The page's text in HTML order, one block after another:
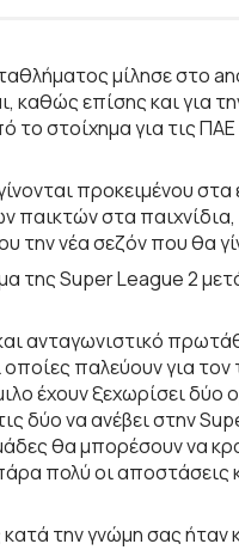
μίλησε στο
καθώς επίσης και για
στοίχημα για τις
προκειμένου στα
στα
νέα σεζόν που θα
της Super League 2
ανταγωνιστικό
παλεύουν για τον
έχουν ξεχωρίσει δύο
δύο να ανέβει στην
θα μπορέσουν να
πολύ οι
την γνώμη σας ήταν